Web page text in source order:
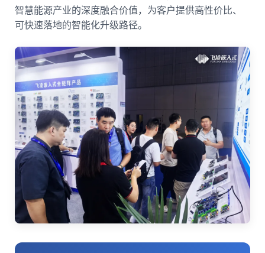
智慧能源产业的深度融合价值，为客户提供高性价比、
可快速落地的智能化升级路径。